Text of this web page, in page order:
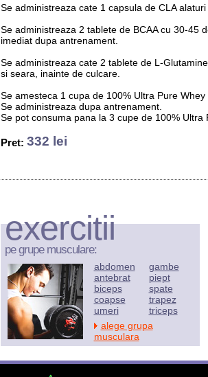
Se administreaza cate 1 capsula de CLA
Se administreaza 2 tablete de BCAA cu 30-45
imediat dupa antrenament.
Se administreaza cate 2 tablete de L-
si seara, inainte de culcare.
Se amesteca 1 cupa de 100% Ultra Pure
Se administreaza dupa antrenament.
Se pot consuma pana la 3 cupe de 100% Ultra
Pret: 332 lei
exercitii
pe grupe musculare:
abdomen
antebrat
biceps
coapse
umeri
gambe
piept
spate
trapez
triceps
alege grupa
musculara